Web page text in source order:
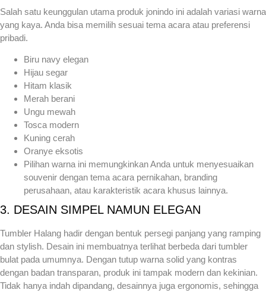
Salah satu keunggulan utama produk jonindo ini adalah variasi warna
yang kaya. Anda bisa memilih sesuai tema acara atau preferensi
pribadi.
Biru navy elegan
Hijau segar
Hitam klasik
Merah berani
Ungu mewah
Tosca modern
Kuning cerah
Oranye eksotis
Pilihan warna ini memungkinkan Anda untuk menyesuaikan
souvenir dengan tema acara pernikahan, branding
perusahaan, atau karakteristik acara khusus lainnya.
3. DESAIN SIMPEL NAMUN ELEGAN
Tumbler Halang hadir dengan bentuk persegi panjang yang ramping
dan stylish. Desain ini membuatnya terlihat berbeda dari tumbler
bulat pada umumnya. Dengan tutup warna solid yang kontras
dengan badan transparan, produk ini tampak modern dan kekinian.
Tidak hanya indah dipandang, desainnya juga ergonomis, sehingga